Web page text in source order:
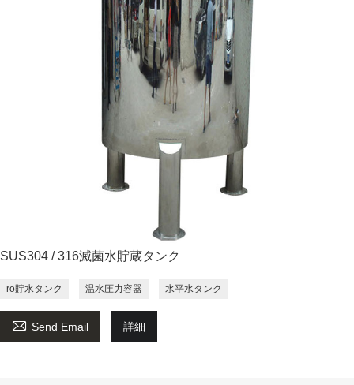
SUS304 / 316滅菌水貯蔵タンク
ro貯水タンク 温水圧力容器 水平水タンク
 Send Email 詳細